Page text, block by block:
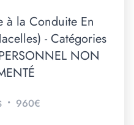
à la Conduite En
- Catégories
NON
• 960€